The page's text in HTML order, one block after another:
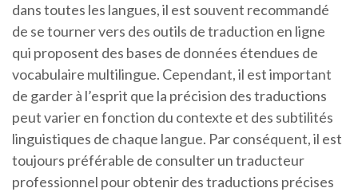
dans toutes les langues, il est souvent recommandé
de se tourner vers des outils de traduction en ligne
qui proposent des bases de données étendues de
vocabulaire multilingue. Cependant, il est important
de garder à l’esprit que la précision des traductions
peut varier en fonction du contexte et des subtilités
linguistiques de chaque langue. Par conséquent, il est
toujours préférable de consulter un traducteur
professionnel pour obtenir des traductions précises